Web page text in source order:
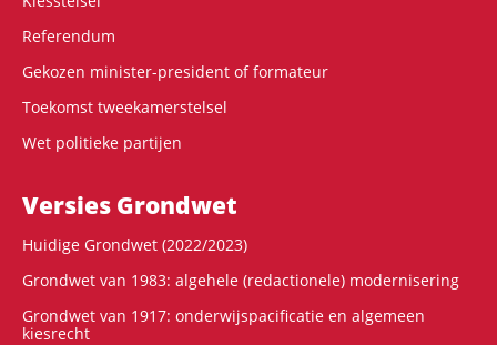
Referendum
Gekozen minister-president of formateur
Toekomst tweekamerstelsel
Wet politieke partijen
Versies Grondwet
Huidige Grondwet (2022/2023)
Grondwet van 1983: algehele (redactionele) modernisering
Grondwet van 1917: onderwijspacificatie en algemeen
kiesrecht